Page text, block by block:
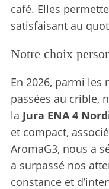
café. Elles
satisfaisant au
Notre choix
En 2026, parmi les
passées au crible,
la Jura ENA 4
et compact,
AromaG3, nous a
a surpassé nos
constance et